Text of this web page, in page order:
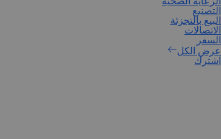
اشترك